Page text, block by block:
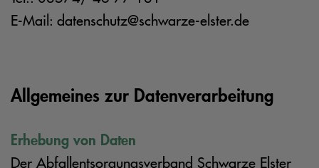
E-Mail: datenschutz@schwarze-elster.de
Allgemeines zur Datenverarbeitung
Erhebung von Daten
Der Abfallentsorgungsverband Schwarze Elster